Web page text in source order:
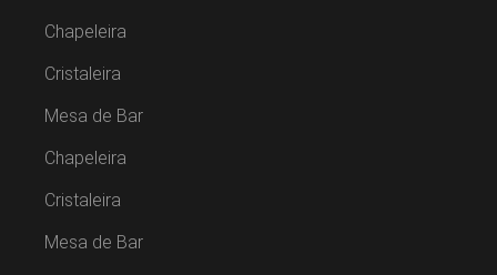
Chapeleira
Cristaleira
Mesa de Bar
Chapeleira
Cristaleira
Mesa de Bar